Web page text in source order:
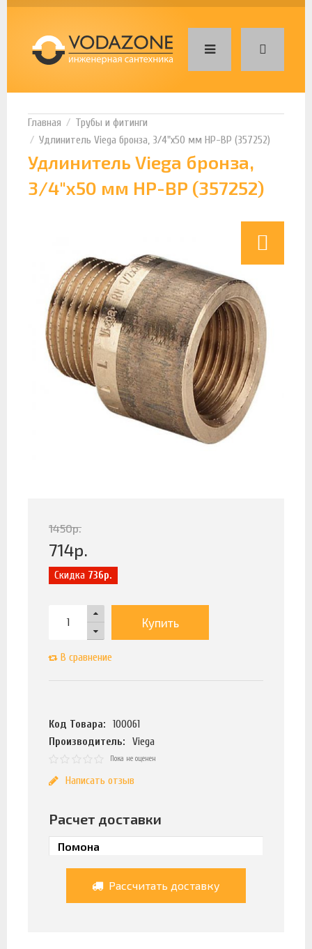
Трубы и фитинги
Удлинитель Viega бронза, 3/4"x50 мм НР-ВР (357252)
Удлинитель Viega бронза,
3/4"x50 мм НР-ВР (357252)
1450р.
714р.
Скидка 736р.
Купить
В сравнение
Код Товара:
100061
Производитель:
Viega
Пока не оценен
Написать отзыв
Расчет доставки
Рассчитать доставку